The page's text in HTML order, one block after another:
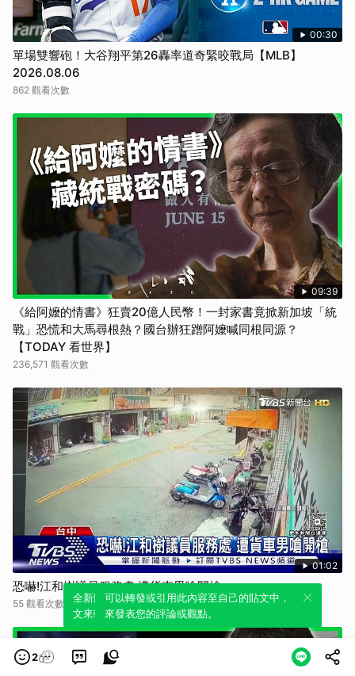
00:30
單場雙響砲！大谷翔平第26轟率道奇緊咬戰局【MLB】
2026.08.06
862 觀看次數
09:39
《給阿嬤的情書》狂賣20億人民幣！一封家書竟掀新加坡「統
戰」恐慌和大馬尋根熱？國台辦狂蹭阿嬤喊同根同源？
【TODAY 看世界】
236,571 觀看次數
01:02
恐嚇!江和樹議員服務處 遭貨車男嗆開槍
55 觀看次數
2
全新體驗！一鍵引用此內容，透過發布貼
文來輕鬆表達個人立場。
可以轉發或引用此內容至自己的貼文中，
來發表您的評論或觀點。